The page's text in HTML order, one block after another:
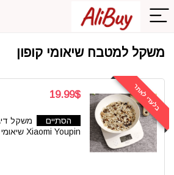
משקל למטבח שיאומי קופון
בלעדי לאתר 19.99$
הסתיים
משקל
Xiaomi Youpin שיאומי